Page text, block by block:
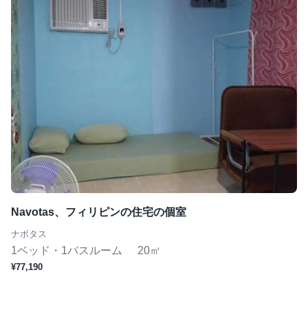
Wifi完備
コンシェルジュ
Navotas、フィリピンの住宅の個室
ナボタス
1ベッド・1バスルーム 20㎡
¥77,190